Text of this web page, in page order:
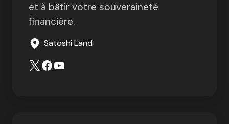
et à bâtir votre souveraineté
financière.
Satoshi Land